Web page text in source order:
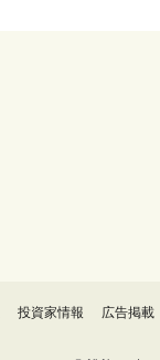
投資家情報 広告掲載